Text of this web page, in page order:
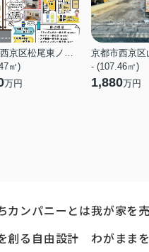
京都市西京区松尾東ノ口町
㎡)
万円
- (107.46㎡)
1,880万円
カンパニーとは
創る自由設計
我が家を
わがまま